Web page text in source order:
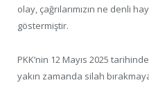
olay, çağrılarımızın ne denli
göstermiştir.
PKK’nin 12 Mayıs 2025
yakın zamanda silah